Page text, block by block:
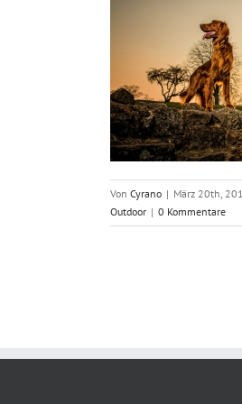
Von Cyrano | März 20th,
Outdoor | 0 Kommentare